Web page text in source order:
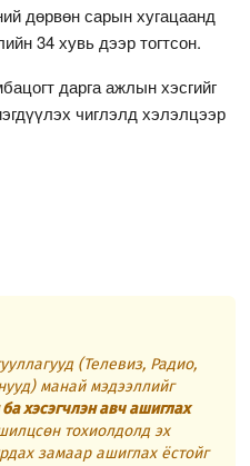
дөрвөн сарын хугацаанд
34 хувь дээр тогтсон.
дарга ажлын хэсгийг
чиглэлд хэлэлцээр
(Телевиз, Радио,
манай мэдээллийг
хэсэгчлэн авч ашиглах
тохиолдолд эх
замаар ашиглах ёстойг